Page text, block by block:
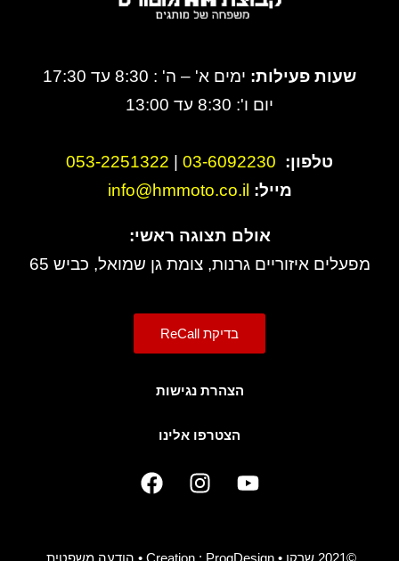
שעות פעילות: ימים א' – ה' : 8:30 עד 17:30
יום ו': 8:30 עד 13:00
טלפון: 03-6092230
053-2251322
מייל: info@hmmoto.co.il
אולם תצוגה ראשי:
מפעלים איזוריים גרנות, צומת גן שמואל, כביש 65
בדיקת ReCall
הצהרת נגישות
הצטרפו אלינו
Y
o
I
n
F
a
©2021 שרקו • Creation : ProgDesign
• הודעה משפטית